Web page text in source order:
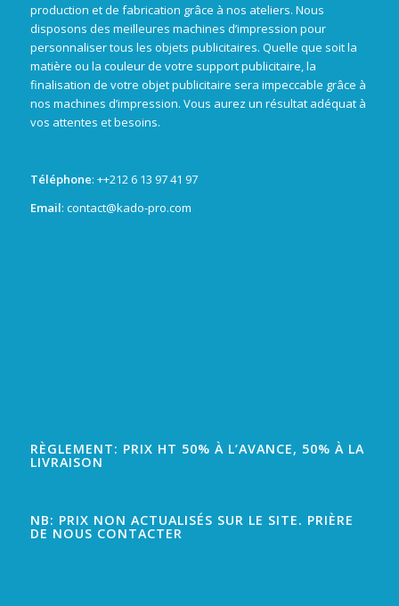
production et de fabrication grâce à nos ateliers. Nous
disposons des meilleures machines d’impression pour
personnaliser tous les objets publicitaires. Quelle que soit la
matière ou la couleur de votre support publicitaire, la
finalisation de votre objet publicitaire sera impeccable grâce à
nos machines d’impression. Vous aurez un résultat adéquat à
vos attentes et besoins.
Téléphone: ++212 6 13 97 41 97
Email: contact@kado-pro.com
RÈGLEMENT: PRIX HT 50% À L’AVANCE, 50% À LA
LIVRAISON
NB: PRIX NON ACTUALISÉS SUR LE SITE. PRIÈRE
DE NOUS CONTACTER